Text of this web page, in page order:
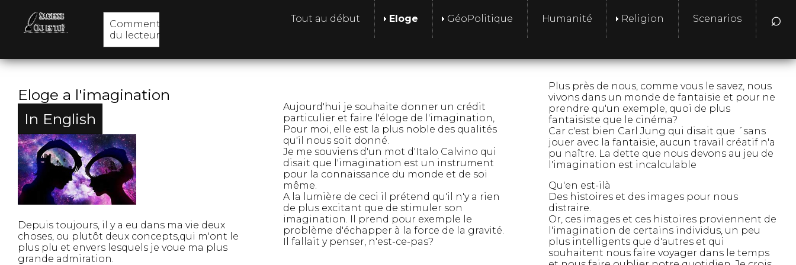
Commentaires
du lecteur
Tout au début Eloge GéoPolitique Humanité Religion Scenarios ⌕
Eloge a l'imagination
In English
Depuis toujours, il y a eu dans ma vie deux
choses, ou plutôt deux concepts,qui m'ont le
plus plu et envers lesquels je voue ma plus
grande admiration.
Aujourd'hui je souhaite donner un crédit
particulier et faire l'éloge de l'imagination,
Pour moi, elle est la plus noble des qualités
qu'il nous soit donné.
Je me souviens d'un mot d'Italo Calvino qui
disait que l'imagination est un instrument
pour la connaissance du monde et de soi
même.
A la lumière de ceci il prétend qu'il n'y a rien
de plus excitant que de stimuler son
imagination. Il prend pour exemple le
problème d'échapper à la force de la gravité.
Il fallait y penser, n'est-ce-pas?
Plus près de nous, comme vous le savez, nous
vivons dans un monde de fantaisie et pour ne
prendre qu'un exemple, quoi de plus
fantaisiste que le cinéma?
Car c'est bien Carl Jung qui disait que ´sans
jouer avec la fantaisie, aucun travail créatif n'a
pu naître. La dette que nous devons au jeu de
l'imagination est incalculable
Qu'en est-ilà
Des histoires et des images pour nous
distraire.
Or, ces images et ces histoires proviennent de
l'imagination de certains individus, un peu
plus intelligents que d'autres et qui
souhaitent nous faire voyager dans le temps